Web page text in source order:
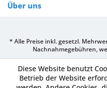
Über uns
* Alle Preise inkl. gesetzl.
Nachnahmegebühren,
Diese Website benutzt
Betrieb der Website